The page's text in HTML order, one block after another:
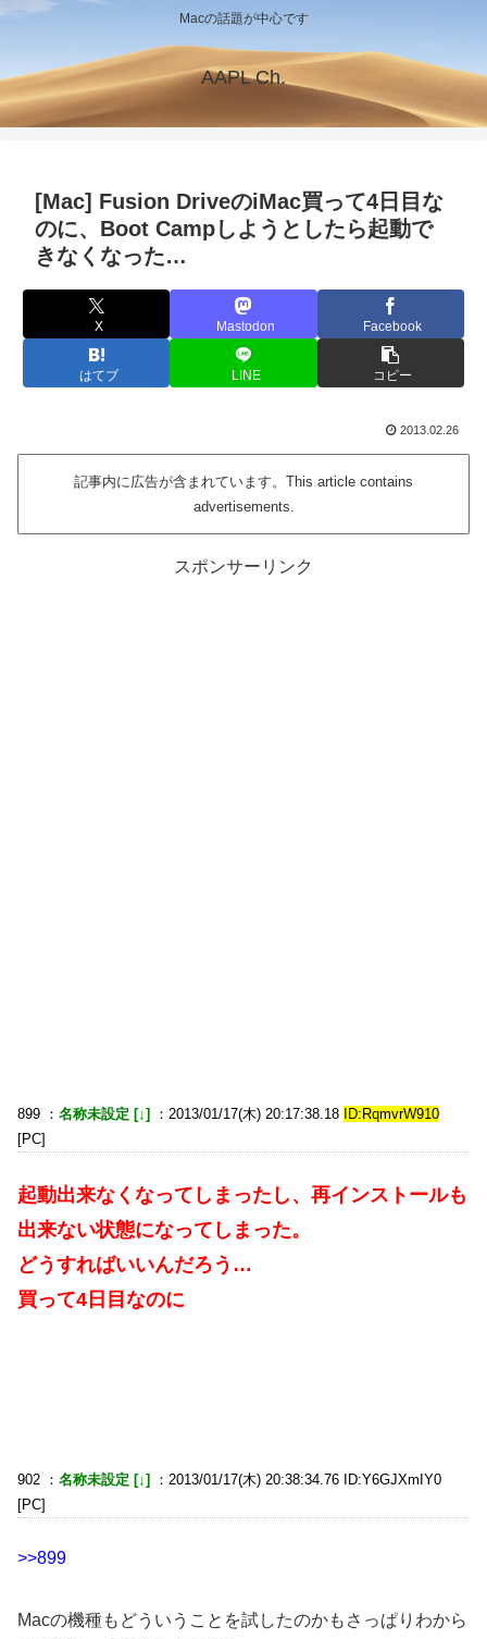
Macの話題が中心です
AAPL Ch.
[Mac] Fusion DriveのiMac買って4日目な
のに、Boot Campしようとしたら起動で
きなくなった…
X Mastodon Facebook
はてブ LINE コピー
2013.02.26
記事内に広告が含まれています。This article contains
advertisements.
スポンサーリンク
899 ： 名称未設定 [↓] ：2013/01/17(木) 20:17:38.18
ID:RqmvrW910
[PC]
起動出来なくなってしまったし、再インストールも
出来ない状態になってしまった。
どうすればいいんだろう…
買って4日目なのに
902 ： 名称未設定 [↓]
：2013/01/17(木) 20:38:34.76 ID:Y6GJXmIY0
[PC]
>>899
Macの機種もどういうことを試したのかもさっぱりわから